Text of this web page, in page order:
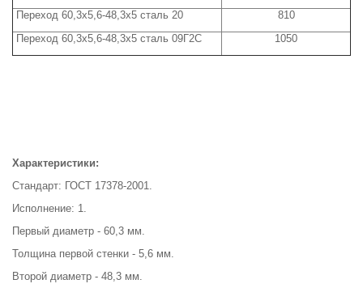
Переход 60,3x5,6-48,3x5 сталь 20
810
Переход 60,3x5,6-48,3x5 сталь 09Г2С
1050
Характеристики:
Стандарт: ГОСТ 17378-2001.
Исполнение: 1.
Первый диаметр - 60,3 мм.
Толщина первой стенки - 5,6 мм.
Второй диаметр - 48,3 мм.